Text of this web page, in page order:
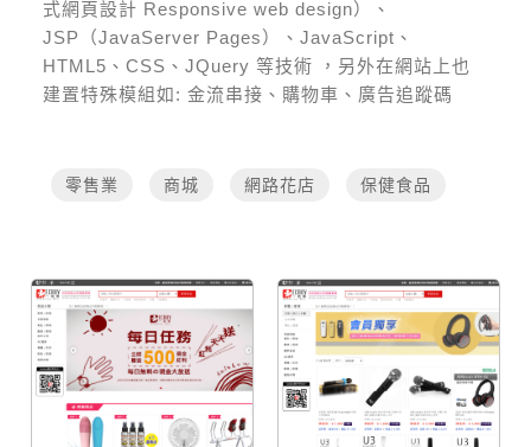
式網頁設計 Responsive web design）、
JSP（JavaServer Pages）、JavaScript、
HTML5、CSS、JQuery 等技術
，另外在網站上也
建置特殊模組如:金流串接、購物車、廣告追蹤碼
零售業 商城 網路花店 保健食品